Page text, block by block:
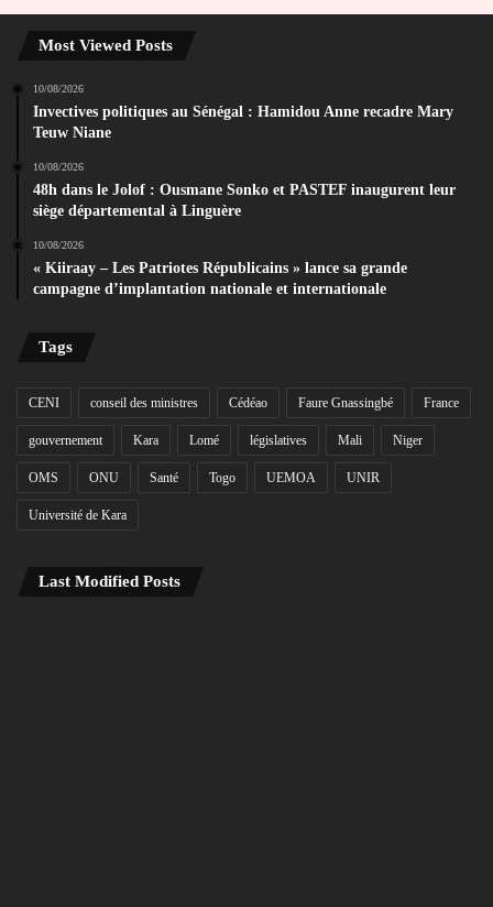
Most Viewed Posts
10/08/2026
Invectives politiques au Sénégal : Hamidou Anne recadre Mary
Teuw Niane
10/08/2026
48h dans le Jolof : Ousmane Sonko et PASTEF inaugurent leur
siège départemental à Linguère
10/08/2026
« Kiiraay – Les Patriotes Républicains » lance sa grande
campagne d’implantation nationale et internationale
Tags
CENI conseil des ministres Cédéao Faure Gnassingbé France
gouvernement Kara Lomé législatives Mali Niger
OMS ONU Santé Togo UEMOA UNIR
Université de Kara
Last Modified Posts